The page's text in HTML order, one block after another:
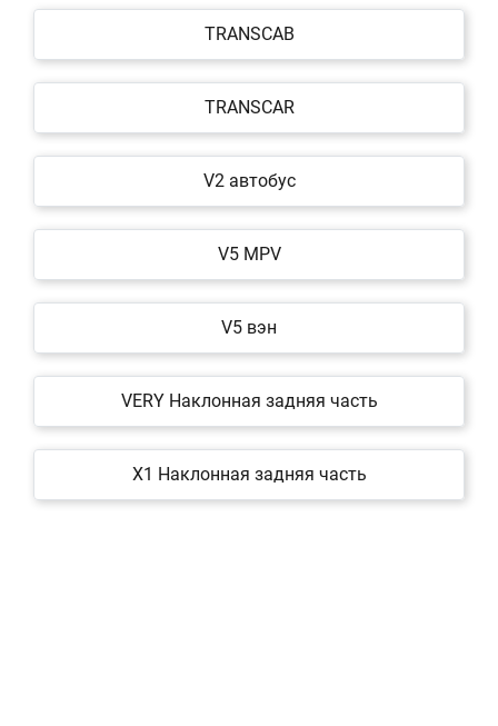
TRANSCAB
TRANSCAR
V2 автобус
V5 MPV
V5 вэн
VERY Наклонная задняя часть
X1 Наклонная задняя часть